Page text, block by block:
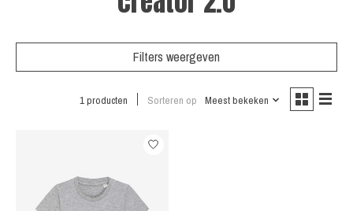
Filters weergeven
1 producten Sorteren op Meest bekeken